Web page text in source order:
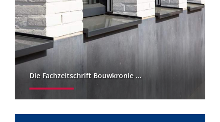
Die Fachzeitschrift Bouwkronie ...